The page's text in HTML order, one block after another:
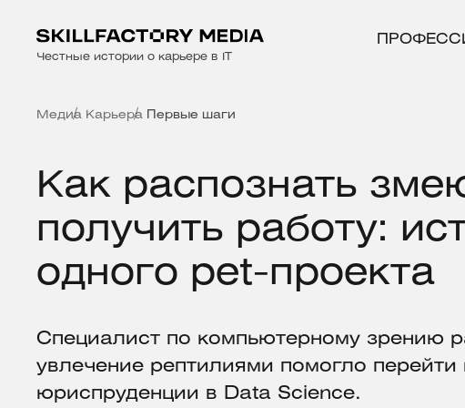
Честные истории о карьере в IT
Медиа Карьера Первые шаги
Как распознать
получить работу:
одного pet-проекта
Специалист по компьютерному зрению
увлечение рептилиями помогло перейти
юриспруденции в Data Science.